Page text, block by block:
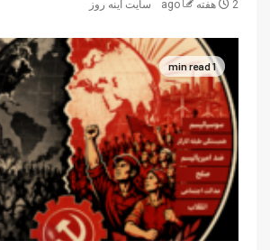
2 هفته ago سایت آینه‌ روز
1 min read